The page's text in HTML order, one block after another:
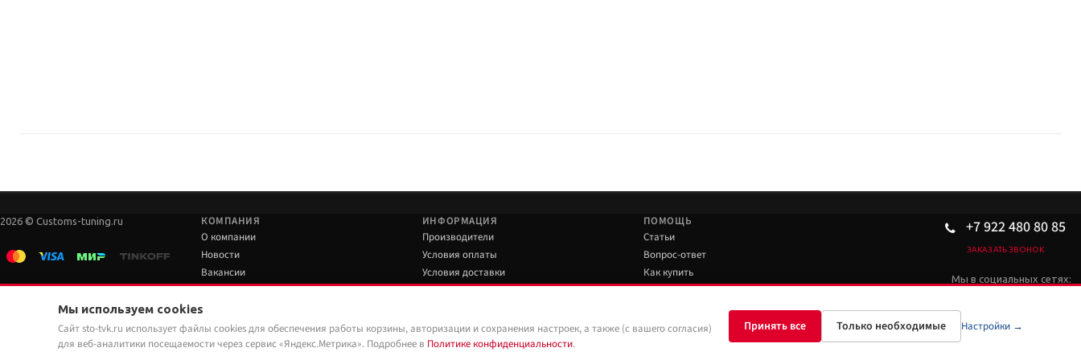
2026 © Customs-tuning.ru КОМПАНИЯ ИНФОРМАЦИЯ
ПОМОЩЬ
О компании
Новости
Вакансии
Наши работы
Производители
Условия оплаты
Условия доставки
Гарантия на товар
Правила пользования сайтом
Статьи
Вопрос-ответ
Как купить
Обзоры
+7 922 480 80 85
ЗАКАЗАТЬ ЗВОНОК
Мы в социальных сетях:
Мы используем cookies
Сайт sto-tvk.ru использует файлы cookies для обеспечения работы корзины, авторизации и сохранения настроек, а также (с вашего согласия)
для веб-аналитики посещаемости через сервис «Яндекс.Метрика». Подробнее в Политике конфиденциальности.
Принять все Только необходимые Настройки →